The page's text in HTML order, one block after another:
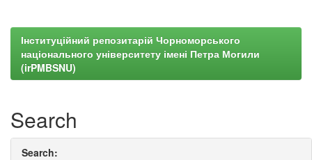
Інституційний репозитарій Чорноморського
національного університету імені Петра Могили
(irPMBSNU)
Search
Search: